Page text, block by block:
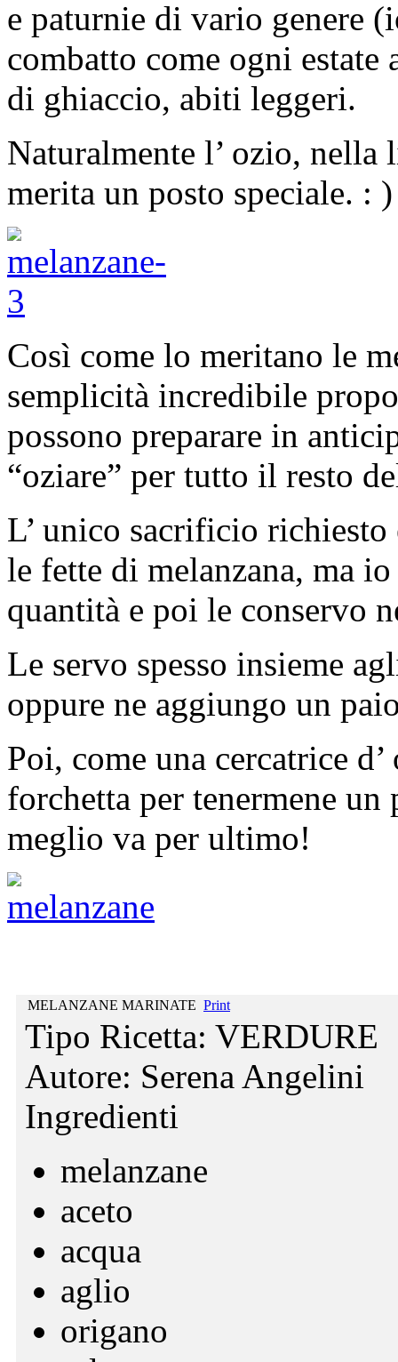
e paturnie di vario genere
combatto come ogni
di ghiaccio, abiti leggeri.
Naturalmente l’ ozio,
merita un posto speciale. : )
Così come lo meritano le
semplicità incredibile
possono preparare in
“oziare” per tutto il resto
L’ unico sacrificio
le fette di melanzana, ma
quantità e poi le conservo
Le servo spesso insieme
oppure ne aggiungo un
Poi, come una cercatrice
forchetta per tenermene
meglio va per ultimo!
MELANZANE MARINATE Print
Tipo Ricetta: VERDURE
Autore: Serena Angelini
Ingredienti
melanzane
aceto
acqua
aglio
origano